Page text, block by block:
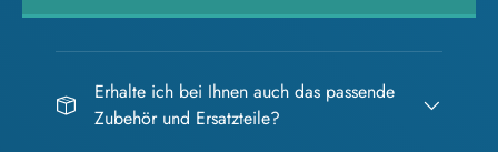
Erhalte ich bei Ihnen auch das passende
Zubehör und Ersatzteile?